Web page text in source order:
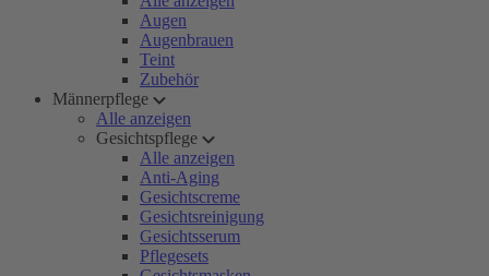
Augen
Augenbrauen
Teint
Zubehör
Männerpflege
Alle anzeigen
Gesichtspflege
Alle anzeigen
Anti-Aging
Gesichtscreme
Gesichtsreinigung
Gesichtsserum
Pflegesets